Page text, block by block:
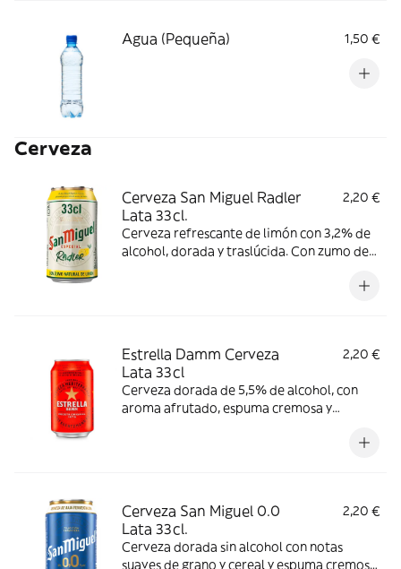
Agua (Pequeña) 1,50 €
Cerveza
Cerveza San Miguel Radler
Lata 33cl.
2,20 €
Cerveza refrescante de limón con 3,2% de
alcohol, dorada y traslúcida. Con zumo de
Estrella Damm Cerveza
Lata 33cl
2,20 €
Cerveza dorada de 5,5% de alcohol, con
aroma afrutado, espuma cremosa y
Cerveza San Miguel 0.0
Lata 33cl.
2,20 €
Cerveza dorada sin alcohol con notas
suaves de grano y cereal y espuma cremosa